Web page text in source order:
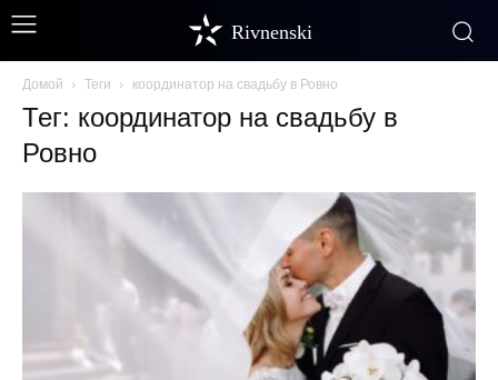
Rivnenski
Домой Теги координатор на свадьбу в Ровно
Тег: координатор на свадьбу в
Ровно